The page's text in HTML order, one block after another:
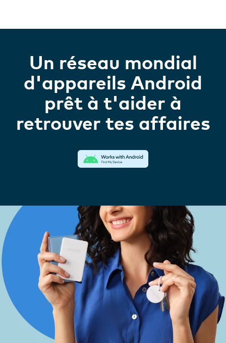
Un réseau mondial
d'appareils Android
prêt à t'aider à
retrouver tes affaires